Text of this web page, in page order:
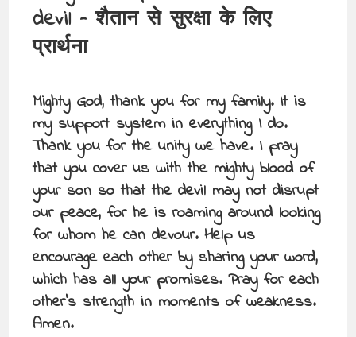
devil – शैतान से सुरक्षा के लिए
प्रार्थना
Mighty God, thank you for my family. It is
my support system in everything I do.
Thank you for the unity we have. I pray
that you cover us with the mighty blood of
your son so that the devil may not disrupt
our peace, for he is roaming around looking
for whom he can devour. Help us
encourage each other by sharing your word,
which has all your promises. Pray for each
other’s strength in moments of weakness.
Amen.